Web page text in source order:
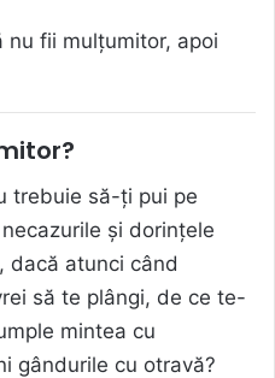
nu fii mulțumitor, apoi
trebuie să-ți pui pe
și dorințele
dacă atunci când
să te plângi, de ce te-
mintea cu
gândurile cu otravă?